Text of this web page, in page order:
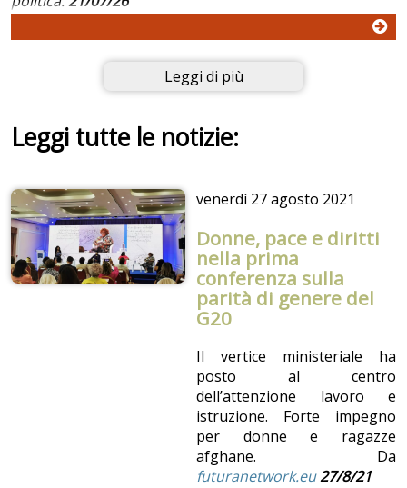
Leggi di più
Leggi tutte le notizie:
venerdì 27 agosto 2021
Donne, pace e diritti
nella prima
conferenza sulla
parità di genere del
G20
Il vertice ministeriale ha
posto al centro
dell’attenzione lavoro e
istruzione. Forte impegno
per donne e ragazze
afghane. Da
futuranetwork.eu27/8/21